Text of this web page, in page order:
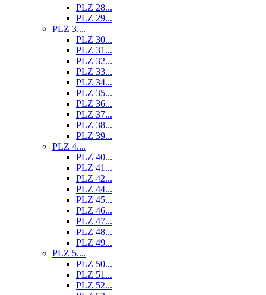
PLZ 28...
PLZ 29...
PLZ 3....
PLZ 30...
PLZ 31...
PLZ 32...
PLZ 33...
PLZ 34...
PLZ 35...
PLZ 36...
PLZ 37...
PLZ 38...
PLZ 39...
PLZ 4....
PLZ 40...
PLZ 41...
PLZ 42...
PLZ 44...
PLZ 45...
PLZ 46...
PLZ 47...
PLZ 48...
PLZ 49...
PLZ 5....
PLZ 50...
PLZ 51...
PLZ 52...